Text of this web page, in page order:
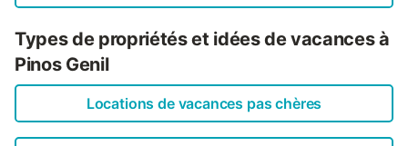
Types de propriétés et idées de vacances à
Pinos Genil
Locations de vacances pas chères